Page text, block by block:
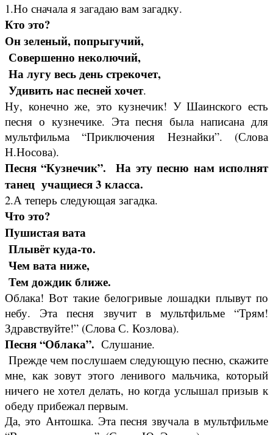
1.Но сначала я загадаю вам загадку.
Кто это?
Он зеленый, попрыгучий,
Совершенно неколючий,
На лугу весь день стрекочет,
Удивить нас песней хочет.
Ну, конечно же, это кузнечик! У Шаинского есть
песня о кузнечике. Эта песня была написана для
мультфильма “Приключения Незнайки”. (Слова
Н.Носова).
Песня “Кузнечик”. На эту песню нам исполнят
танец учащиеся 3 класса.
2.А теперь следующая загадка.
Что это?
Пушистая вата
Плывёт куда-то.
Чем вата ниже,
Тем дождик ближе.
Облака! Вот такие белогривые лошадки плывут по
небу. Эта песня звучит в мультфильме “Трям!
Здравствуйте!” (Слова С. Козлова).
Песня “Облака”. Слушание.
Прежде чем послушаем следующую песню, скажите
мне, как зовут этого ленивого мальчика, который
ничего не хотел делать, но когда услышал призыв к
обеду прибежал первым.
Да, это Антошка. Эта песня звучала в мультфильме